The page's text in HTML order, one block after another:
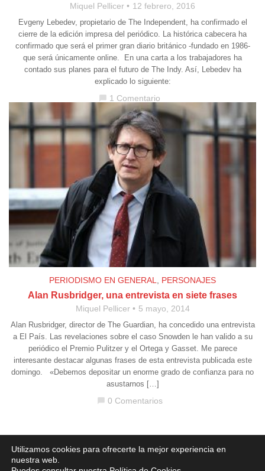
Miquel Pellicer 12 febrero, 2016
Evgeny Lebedev, propietario de The Independent, ha confirmado el
cierre de la edición impresa del periódico. La histórica cabecera ha
confirmado que será el primer gran diario británico -fundado en 1986-
que será únicamente online. En una carta a los trabajadores ha
contado sus planes para el futuro de The Indy. Así, Lebedev ha
explicado lo siguiente:
chat_bubble 1 Comentario
PERIODISMO EN GENERAL PERSONAJES
Alan Rusbridger, una entrevista en siete frases
Miquel Pellicer 5 mayo, 2014
Alan Rusbridger, director de The Guardian, ha concedido una entrevista
a El País. Las revelaciones sobre el caso Snowden le han valido a su
periódico el Premio Pulitzer y el Ortega y Gasset. Me parece
interesante destacar algunas frases de esta entrevista publicada este
domingo. «Debemos depositar un enorme grado de confianza para no
asustarnos […]
0 Comentarios
Aviso legal·Política de Privacidad·Política de Cookies
Utilizamos cookies para ofrecerte la mejor experiencia en
nuestra web.